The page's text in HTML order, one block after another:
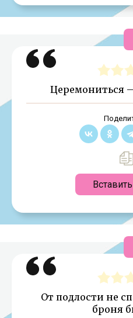
Церемониться
От подлости не
броня